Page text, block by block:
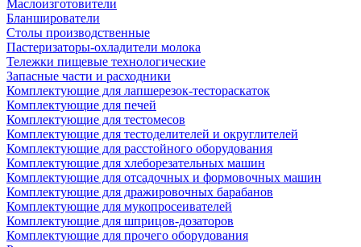
Маслоизготовители
Бланширователи
Столы производственные
Пастеризаторы-охладители молока
Тележки пищевые технологические
Запасные части и расходники
Комплектующие для лапшерезок-тестораскаток
Комплектующие для печей
Комплектующие для тестомесов
Комплектующие для тестоделителей и округлителей
Комплектующие для расстойного оборудования
Комплектующие для хлеборезательных машин
Комплектующие для отсадочных и формовочных машин
Комплектующие для дражировочных барабанов
Комплектующие для мукопросеивателей
Комплектующие для шприцов-дозаторов
Комплектующие для прочего оборудования